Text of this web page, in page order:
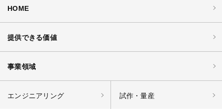
HOME
提供できる価値
事業領域
エンジニアリング 試作・量産